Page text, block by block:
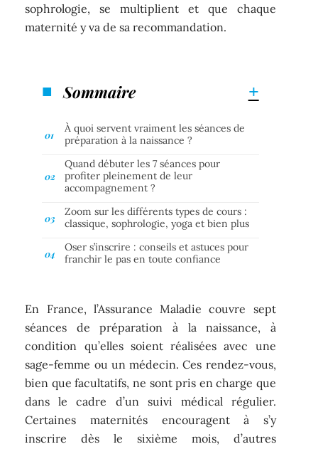
sophrologie, se multiplient et que chaque
maternité y va de sa recommandation.
Sommaire
À quoi servent vraiment les séances de
préparation à la naissance ?
Quand débuter les 7 séances pour
profiter pleinement de leur
accompagnement ?
Zoom sur les différents types de cours :
classique, sophrologie, yoga et bien plus
Oser s’inscrire : conseils et astuces pour
franchir le pas en toute confiance
En France, l’Assurance Maladie couvre sept
séances de préparation à la naissance, à
condition qu’elles soient réalisées avec une
sage-femme ou un médecin. Ces rendez-vous,
bien que facultatifs, ne sont pris en charge que
dans le cadre d’un suivi médical régulier.
Certaines maternités encouragent à s’y
inscrire dès le sixième mois, d’autres